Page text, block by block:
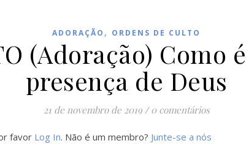
ADORAÇÃO , ORDENS DE CULTO
(Adoração) Como
presença de Deus
21 de novembro de 2019 / 0 comentários
favor Log In. Não é um membro? Junte-se a nós